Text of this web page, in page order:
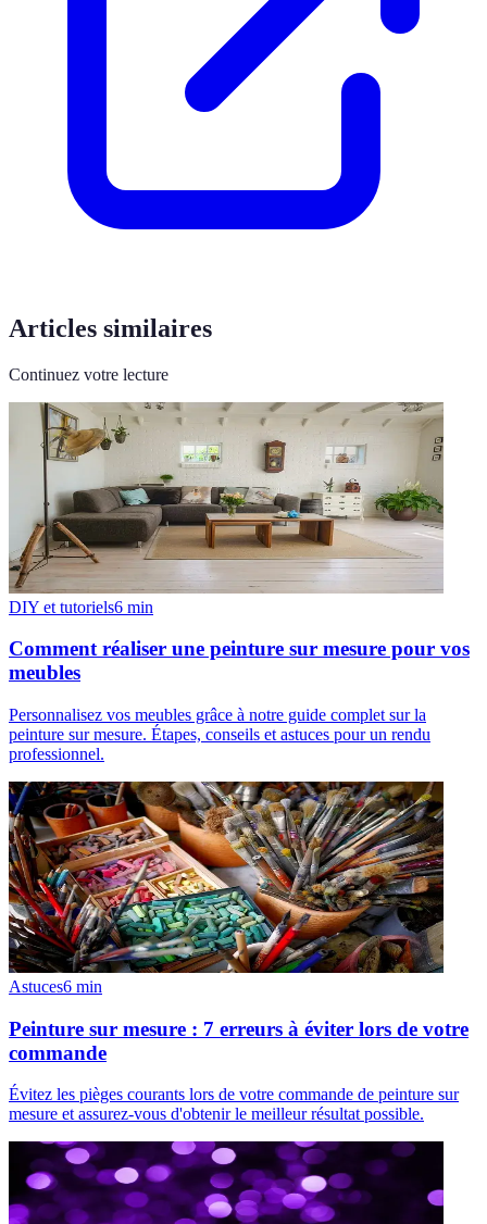
Articles similaires
Continuez votre lecture
DIY et tutoriels6 min
Comment réaliser une peinture sur mesure pour vos
meubles
Personnalisez vos meubles grâce à notre guide complet sur la
peinture sur mesure. Étapes, conseils et astuces pour un rendu
professionnel.
Astuces6 min
Peinture sur mesure : 7 erreurs à éviter lors de votre
commande
Évitez les pièges courants lors de votre commande de peinture sur
mesure et assurez-vous d'obtenir le meilleur résultat possible.